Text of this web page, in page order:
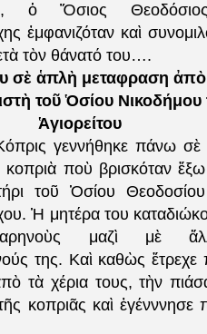
ὁ Ὅσιος
ἐμφανιζόταν καὶ
τὸν θάνατό του….
σὲ ἁπλὴ μεταφραση
τοῦ Ὁσίου Νικοδήμου
Ἁγιορείτου
γεννήθηκε πάνω σὲ
ποὺ βρισκόταν
τοῦ Ὁσίου
Ἡ μητέρα του
μαζὶ μὲ
της. Καὶ καθὼς ἔτρεχε
τὰ χέρια τους, τὴν
κοπριᾶς καὶ ἐγένννησε